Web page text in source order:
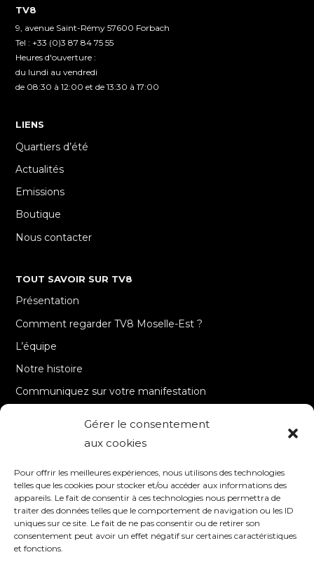
Gérer le consentement
aux cookies
Pour offrir les meilleures expériences, nous utilisons des technologies
telles que les cookies pour stocker et/ou accéder aux informations des
appareils. Le fait de consentir à ces technologies nous permettra de
traiter des données telles que le comportement de navigation ou les ID
uniques sur ce site. Le fait de ne pas consentir ou de retirer son
consentement peut avoir un effet négatif sur certaines caractéristiques
et fonctions.
TV8
9, avenue Saint-Rémy 57600 Forbach
Tel : +33 (0)3 87 84 75 55
Heures d'ouverture :
du lundi au vendredi
de 08:30 à 12:00 et de 13:30 à 17:00
LIENS
Quartiers d’été
Actualités
Emissions
Boutique
Nous contacter
TOUT SAVOIR SUR TV8
Présentation
Comment regarder TV8 Moselle-Est ?
L’équipe
Notre histoire
Communiquez sur votre manifestation
Contact
Mentions Légales / Crédits
Politique de cookies (UE)
Politique de confidentialité – RGPD